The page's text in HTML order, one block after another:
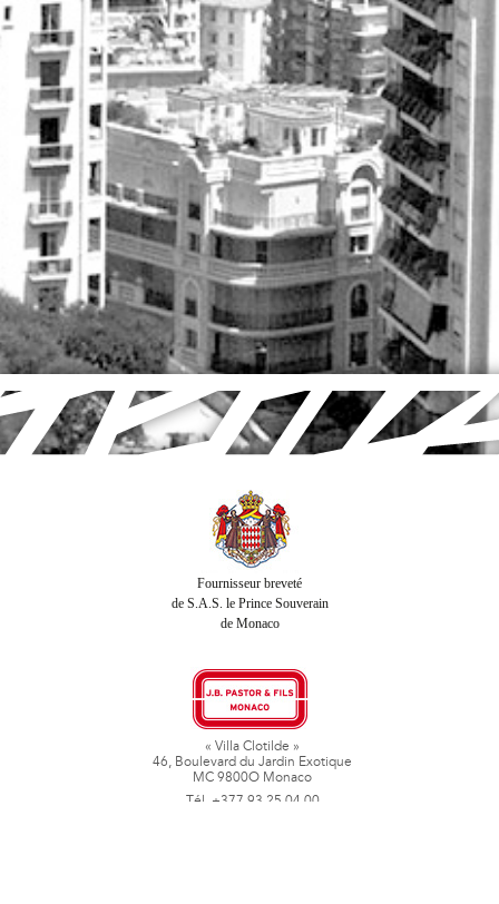
Fournisseur breveté
de S.A.S. le Prince Souverain
de Monaco
« Villa Clotilde »
46, Boulevard du Jardin Exotique
MC 9800O Monaco
Tél. +377 93 25 04 00